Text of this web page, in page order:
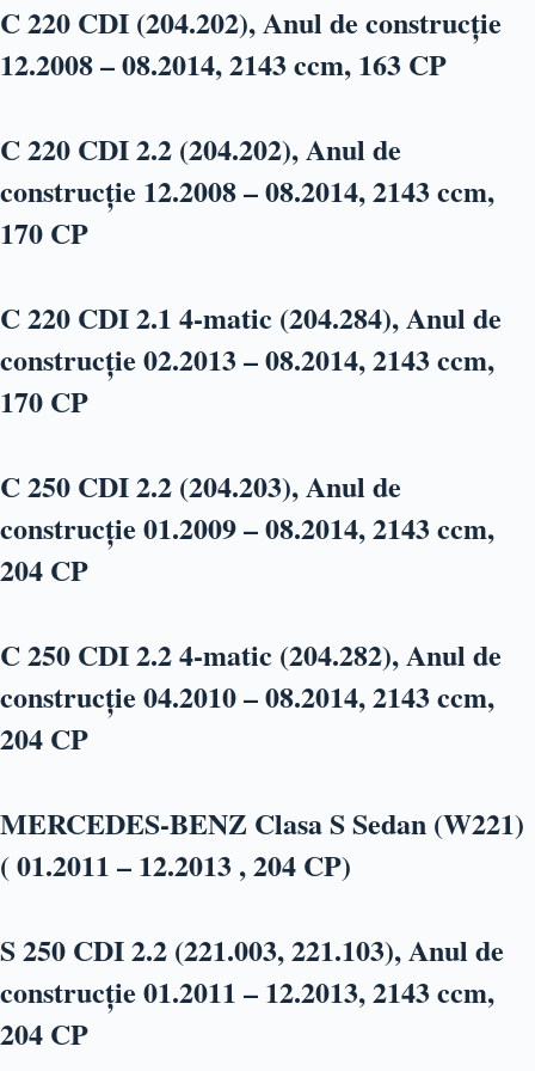
C 220 CDI (204.202), Anul de construcție
12.2008 – 08.2014, 2143 ccm, 163 CP
C 220 CDI 2.2 (204.202), Anul de
construcție 12.2008 – 08.2014, 2143 ccm,
170 CP
C 220 CDI 2.1 4-matic (204.284), Anul de
construcție 02.2013 – 08.2014, 2143 ccm,
170 CP
C 250 CDI 2.2 (204.203), Anul de
construcție 01.2009 – 08.2014, 2143 ccm,
204 CP
C 250 CDI 2.2 4-matic (204.282), Anul de
construcție 04.2010 – 08.2014, 2143 ccm,
204 CP
MERCEDES-BENZ Clasa S Sedan (W221)
( 01.2011 – 12.2013 , 204 CP)
S 250 CDI 2.2 (221.003, 221.103), Anul de
construcție 01.2011 – 12.2013, 2143 ccm,
204 CP